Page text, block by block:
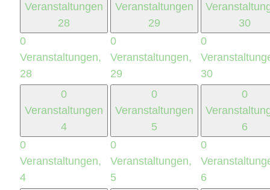
Veranstaltungen
28
0
Veranstaltungen,
28
Veranstaltungen
29
0
Veranstaltungen,
29
30
0
30
0
Veranstaltungen
4
0
Veranstaltungen,
4
0
Veranstaltungen
5
0
Veranstaltungen,
5
0
6
0
6